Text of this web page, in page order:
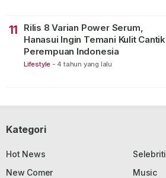
11
Rilis 8 Varian Power Serum,
Hanasui Ingin Temani Kulit Cantik
Perempuan Indonesia
Lifestyle - 4 tahun yang lalu
Kategori
Hot News
Selebriti
New Comer
Music